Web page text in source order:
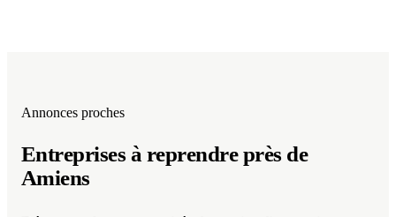
Annonces proches
Entreprises à reprendreprès de
Amiens